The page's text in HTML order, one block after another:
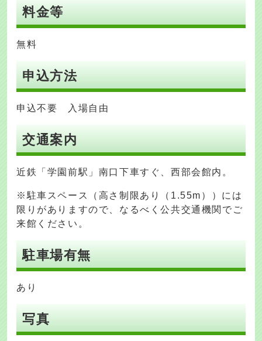
料金等
無料
申込方法
申込不要 入場自由
交通案内
近鉄「学園前駅」南口下車すぐ、西部会館内。
※駐車スペース（高さ制限あり（1.55m））には
限りがありますので、なるべく公共交通機関でご
来館ください。
駐車場有無
あり
写真